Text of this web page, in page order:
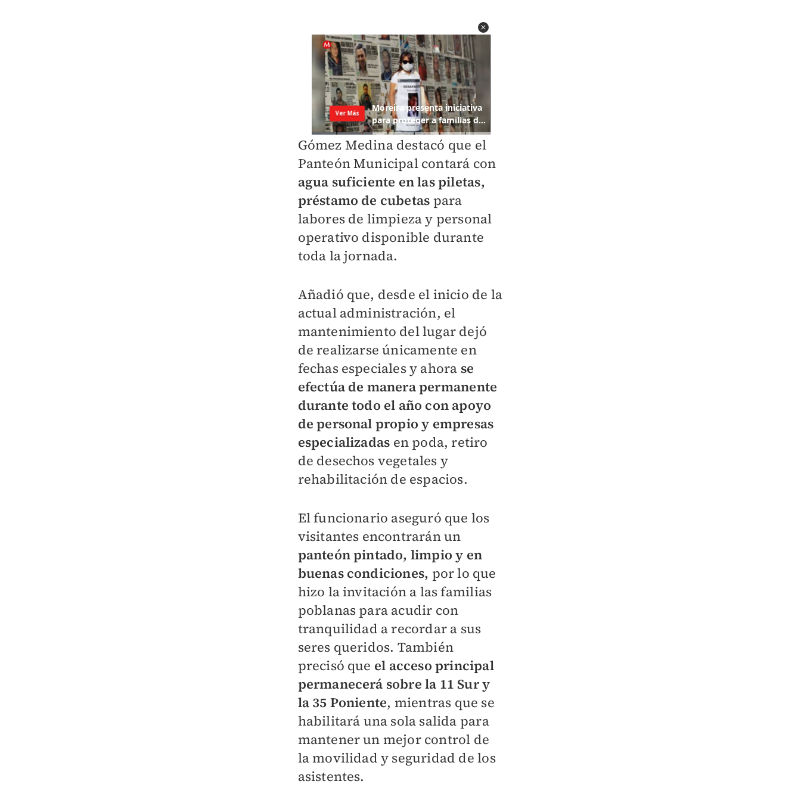
Gómez Medina destacó que el
Panteón Municipal contará con
agua suficiente en las piletas,
préstamo de cubetas para
labores de limpieza y personal
operativo disponible durante
toda la jornada.
Añadió que, desde el inicio de la
actual administración, el
mantenimiento del lugar dejó
de realizarse únicamente en
fechas especiales y ahora se
efectúa de manera permanente
durante todo el año con apoyo
de personal propio y empresas
especializadas en poda, retiro
de desechos vegetales y
rehabilitación de espacios.
El funcionario aseguró que los
visitantes encontrarán un
panteón pintado, limpio y en
buenas condiciones, por lo que
hizo la invitación a las familias
poblanas para acudir con
tranquilidad a recordar a sus
seres queridos. También
precisó que el acceso principal
permanecerá sobre la 11 Sur y
la 35 Poniente, mientras que se
habilitará una sola salida para
mantener un mejor control de
la movilidad y seguridad de los
asistentes.